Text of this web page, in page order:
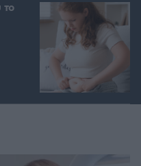
το